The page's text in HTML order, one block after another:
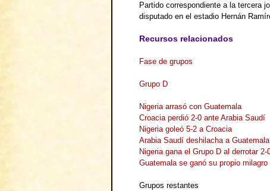
Partido correspondiente a la tercera
disputado en el estadio Hernán
Recursos relacionados
Fase de grupos
Grupo D
Nigeria arrasó con Guatemala
Croacia perdió 2-0 ante Arabia Saudí
Nigeria goleó 5-2 a Croacia
Arabia Saudí deshilacha a Guatemala
Nigeria gana el Grupo D al derrotar
Guatemala se ganó su propio milagro
Grupos restantes